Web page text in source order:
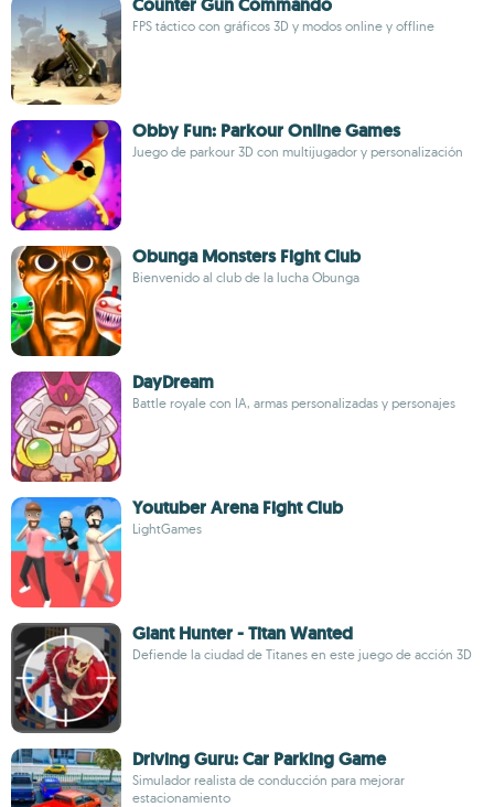
Counter Gun Commando
FPS táctico con gráficos 3D y modos online y offline
Obby Fun: Parkour Online Games
Juego de parkour 3D con multijugador y personalización
Obunga Monsters Fight Club
Bienvenido al club de la lucha Obunga
DayDream
Battle royale con IA, armas personalizadas y personajes
Youtuber Arena Fight Club
LightGames
Giant Hunter - Titan Wanted
Defiende la ciudad de Titanes en este juego de acción 3D
Driving Guru: Car Parking Game
Simulador realista de conducción para mejorar
estacionamiento